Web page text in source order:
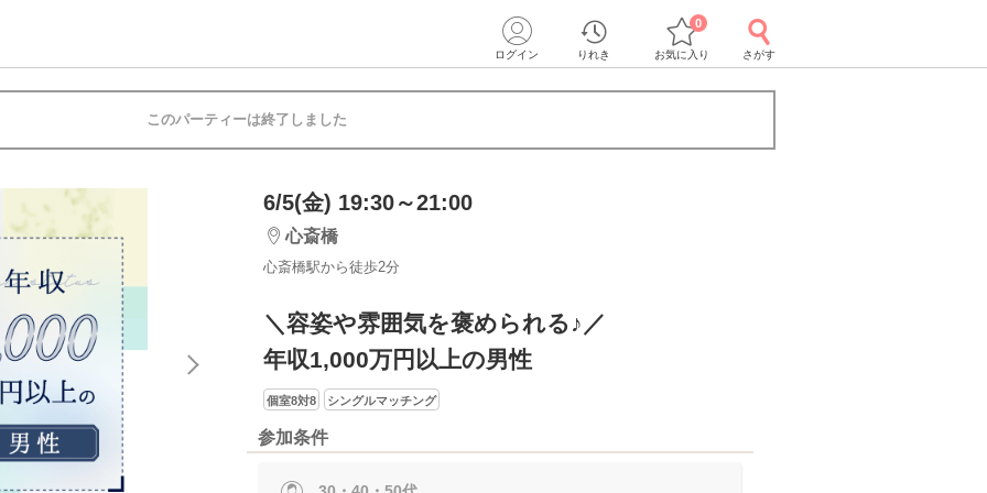
ログイン りれき お気に入り
0
さがす
このパーティーは終了しました
6/5(金) 19:30～21:00
心斎橋
心斎橋駅から徒歩2分
＼容姿や雰囲気を褒められる♪／
年収1,000万円以上の男性
個室8対8 シングルマッチング
参加条件